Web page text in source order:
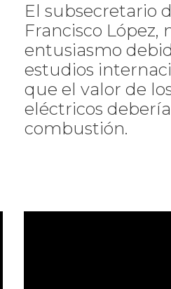
El subsecretario
Francisco López,
entusiasmo
estudios
que el valor de
eléctricos
combustión.